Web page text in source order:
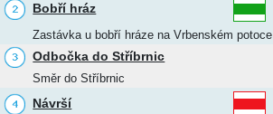
Bobří hráz
Zastávka u bobří hráze na Vrbenském potoce
Odbočka do Stříbrnic
Směr do Stříbrnic
Návrší